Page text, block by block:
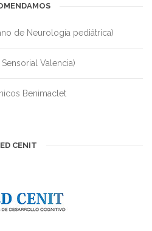
de Neurología pediátrica)
Valencia)
Benimaclet
CENIT